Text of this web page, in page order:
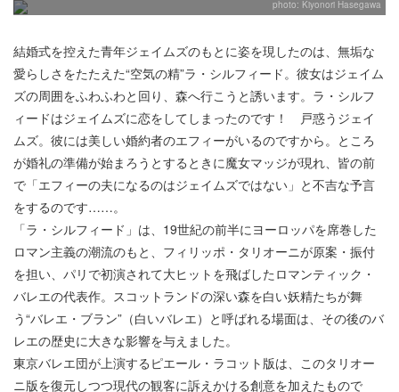
photo: Kiyonori Hasegawa
結婚式を控えた青年ジェイムズのもとに姿を現したのは、無垢な
愛らしさをたたえた“空気の精”ラ・シルフィード。彼女はジェイム
ズの周囲をふわふわと回り、森へ行こうと誘います。ラ・シルフ
ィードはジェイムズに恋をしてしまったのです！ 戸惑うジェイ
ムズ。彼には美しい婚約者のエフィーがいるのですから。ところ
が婚礼の準備が始まろうとするときに魔女マッジが現れ、皆の前
で「エフィーの夫になるのはジェイムズではない」と不吉な予言
をするのです……。
「ラ・シルフィード」は、19世紀の前半にヨーロッパを席巻した
ロマン主義の潮流のもと、フィリッポ・タリオーニが原案・振付
を担い、パリで初演されて大ヒットを飛ばしたロマンティック・
バレエの代表作。スコットランドの深い森を白い妖精たちが舞
う“バレエ・ブラン”（白いバレエ）と呼ばれる場面は、その後のバ
レエの歴史に大きな影響を与えました。
東京バレエ団が上演するピエール・ラコット版は、このタリオー
ニ版を復元しつつ現代の観客に訴えかける創意を加えたもので